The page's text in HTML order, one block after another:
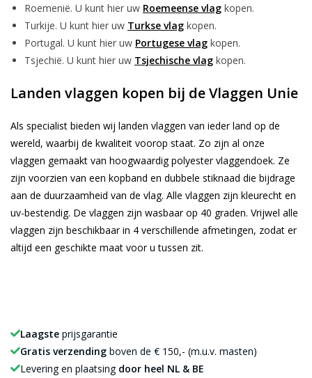
Roemenië. U kunt hier uw Roemeense vlag kopen.
Turkije. U kunt hier uw Turkse vlag kopen.
Portugal. U kunt hier uw Portugese vlag kopen.
Tsjechië. U kunt hier uw Tsjechische vlag kopen.
Landen vlaggen kopen bij de Vlaggen Unie
Als specialist bieden wij landen vlaggen van ieder land op de
wereld, waarbij de kwaliteit voorop staat. Zo zijn al onze
vlaggen gemaakt van hoogwaardig polyester vlaggendoek. Ze
zijn voorzien van een kopband en dubbele stiknaad die bijdrage
aan de duurzaamheid van de vlag. Alle vlaggen zijn kleurecht en
uv-bestendig. De vlaggen zijn wasbaar op 40 graden. Vrijwel alle
vlaggen zijn beschikbaar in 4 verschillende afmetingen, zodat er
altijd een geschikte maat voor u tussen zit.
Laagste prijsgarantie
Gratis verzending boven de € 150,- (m.u.v. masten)
Levering en plaatsing door heel NL & BE